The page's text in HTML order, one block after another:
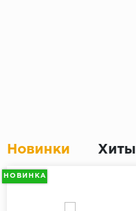
Новинки Хиты
НОВИНКА